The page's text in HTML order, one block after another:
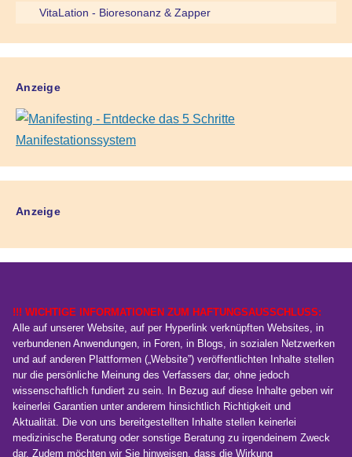
VitaLation - Bioresonanz & Zapper
Anzeige
Anzeige
!!! WICHTIGE INFORMATIONEN ZUM HAFTUNGSAUSSCHLUSS:
Alle auf unserer Website, auf per Hyperlink verknüpften Websites, in
verbundenen Anwendungen, in Foren, in Blogs, in sozialen Netzwerken
und auf anderen Plattformen („Website”) veröffentlichten Inhalte stellen
nur die persönliche Meinung des Verfassers dar, ohne jedoch
wissenschaftlich fundiert zu sein. In Bezug auf diese Inhalte geben wir
keinerlei Garantien unter anderem hinsichtlich Richtigkeit und
Aktualität. Die von uns bereitgestellten Inhalte stellen keinerlei
medizinische Beratung oder sonstige Beratung zu irgendeinem Zweck
dar. Zudem möchten wir Sie hinweisen, dass die Wirkung